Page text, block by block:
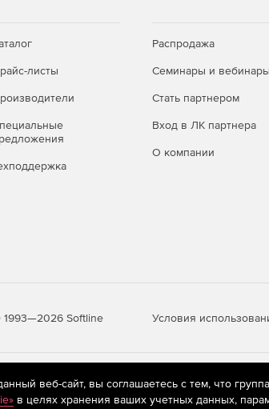
листы
Распродажа
Семинары и вебинары
Стать партнером
Вход в ЛК партнера
О компании
Softline Условия
рекомендательные технологии
пользователей сети «Интернет»,
веб-сайт, вы соглашаетесь с тем, что
в целях хранения ваших учетных данных,